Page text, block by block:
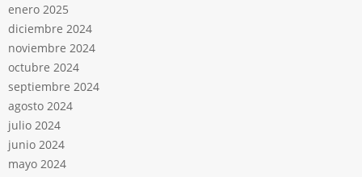
enero 2025
diciembre 2024
noviembre 2024
octubre 2024
septiembre 2024
agosto 2024
julio 2024
junio 2024
mayo 2024